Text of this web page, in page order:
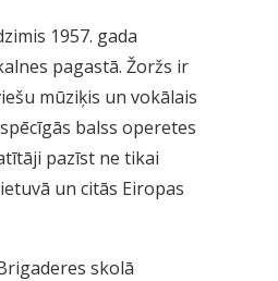
1957. gada
pagastā. Žoržs ir
mūziķis un vokālais
balss operetes
pazīst ne tikai
un citās Eiropas
skolā